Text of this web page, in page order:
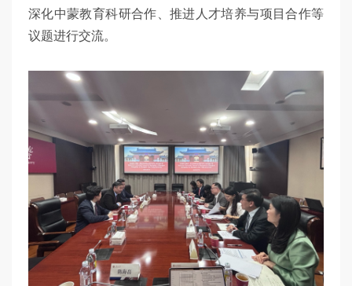
深化中蒙教育科研合作、推进人才培养与项目合作等
议题进行交流。